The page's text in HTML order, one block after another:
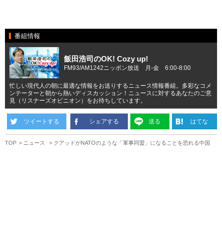
番組情報
飯田浩司のOK! Cozy up!
FM93/AM1242ニッポン放送 月-金 6:00-8:00
忙しい現代人の朝に最適な情報をお送りするニュース情報番組。多彩なコメ
ンテーターと朝から熱いディスカッション！ニュースに対するあなたのご意
見（リスナーズオピニオン）をお待ちしています。
ツイートする シェアする 送る はてな
TOP ニュース クアッドがNATOのような「軍事同盟」になることを恐れる中国